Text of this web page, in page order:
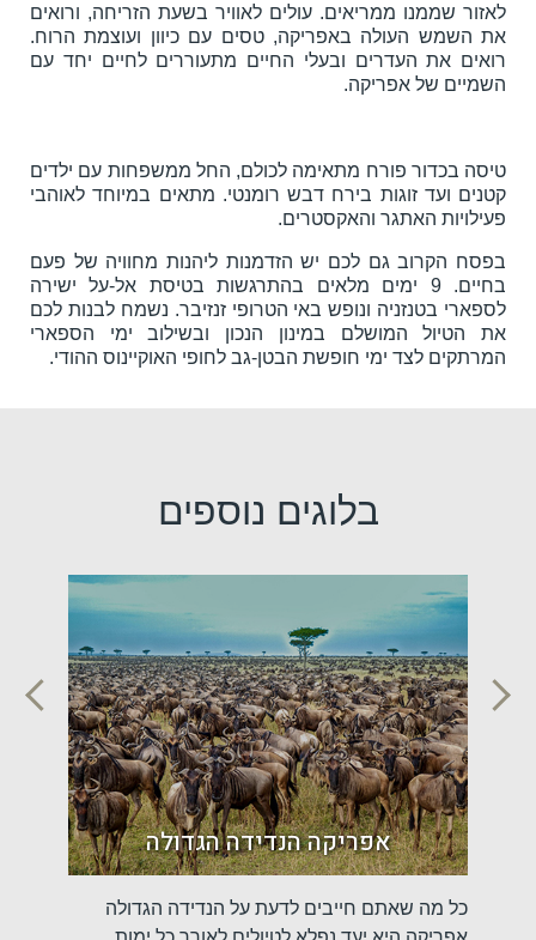
לאזור שממנו ממריאים. עולים לאוויר בשעת הזריחה, ורואים
את השמש העולה באפריקה, טסים עם כיוון ועוצמת הרוח.
רואים את העדרים ובעלי החיים מתעוררים לחיים יחד עם
השמיים של אפריקה.
טיסה בכדור פורח מתאימה לכולם, החל ממשפחות עם ילדים
קטנים ועד זוגות בירח דבש רומנטי. מתאים במיוחד לאוהבי
פעילויות האתגר והאקסטרים.
בפסח הקרוב גם לכם יש הזדמנות ליהנות מחוויה של פעם
בחיים. 9 ימים מלאים בהתרגשות בטיסת אל-על ישירה
לספארי בטנזניה ונופש באי הטרופי זנזיבר. נשמח לבנות לכם
את הטיול המושלם במינון הנכון ובשילוב ימי הספארי
המרתקים לצד ימי חופשת הבטן-גב לחופי האוקיינוס ההודי.
בלוגים נוספים
אפריקה הנדידה הגדולה
כל מה שאתם חייבים לדעת על הנדידה הגדולה